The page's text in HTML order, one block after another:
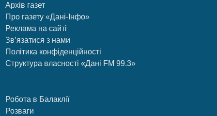
Архів газет
Про газету «Дані-Інфо»
Реклама на сайті
Зв’язатися з нами
Політика конфіденційності
Структура власності «Дані FM 99.3»
Робота в Балаклії
Розваги